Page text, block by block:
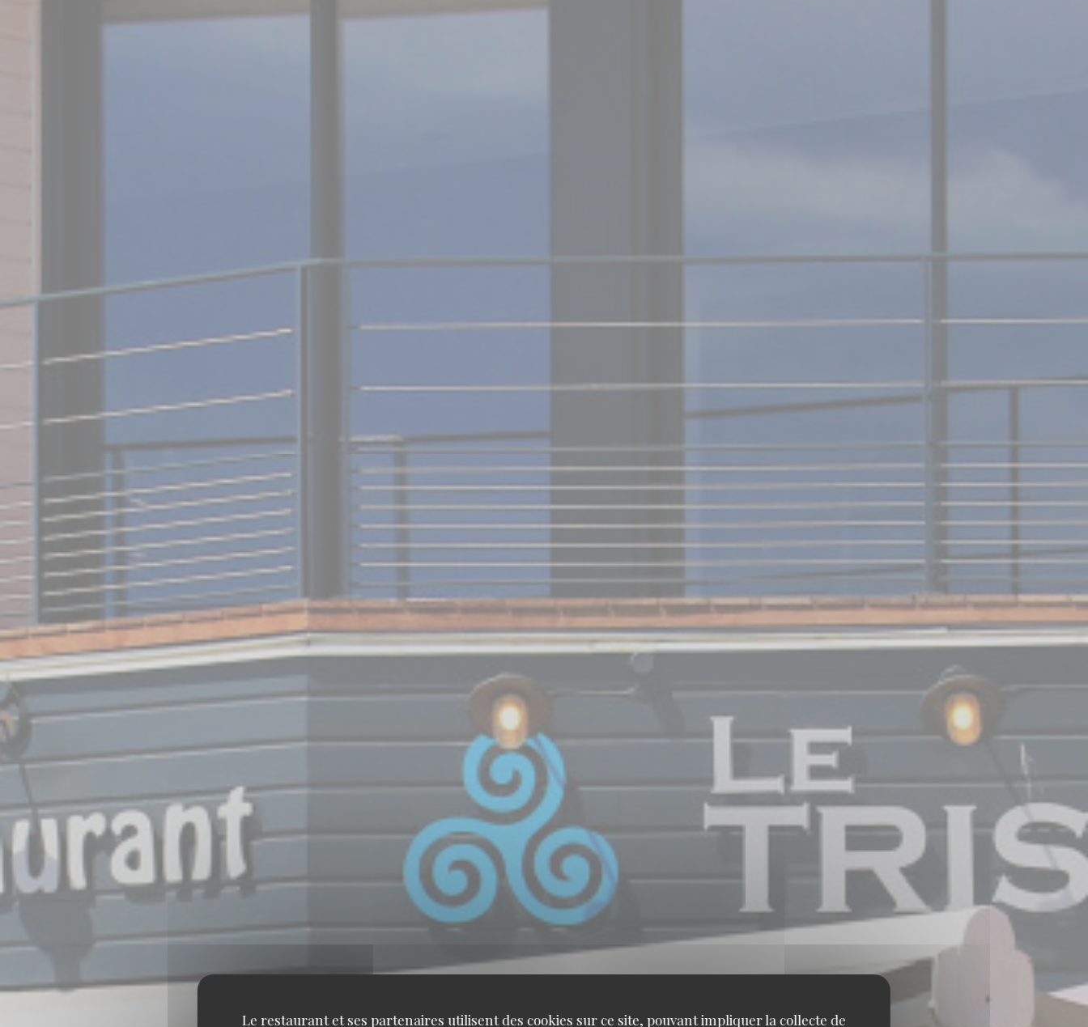
Le restaurant et ses partenaires utilisent des cookies sur ce site, pouvant impliquer la collecte de